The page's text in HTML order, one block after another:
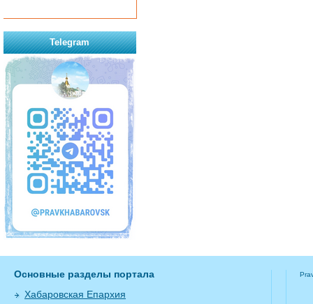
Telegram
Основные разделы портала
Хабаровская Епархия